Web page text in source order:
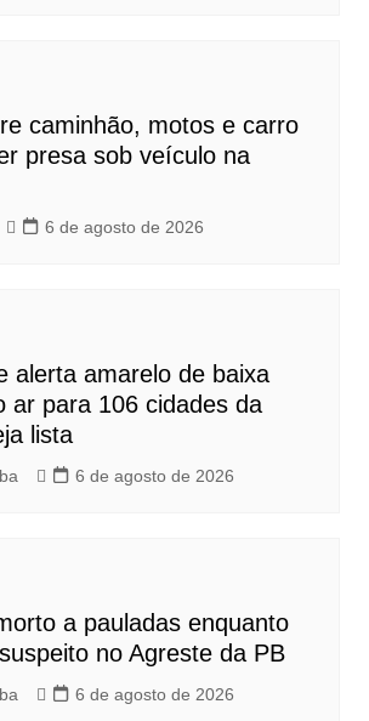
caminhão, motos e carro
presa sob veículo na
6 de agosto de 2026
alerta amarelo de baixa
ar para 106 cidades da
lista
6 de agosto de 2026
a pauladas enquanto
no Agreste da PB
6 de agosto de 2026